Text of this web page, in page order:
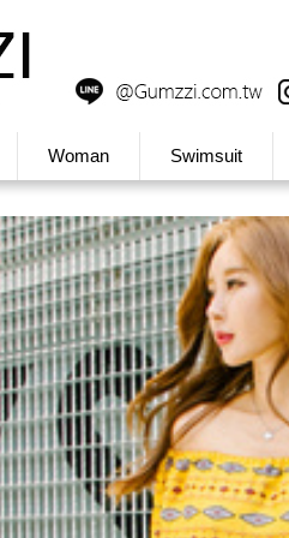
Woman Swimsuit